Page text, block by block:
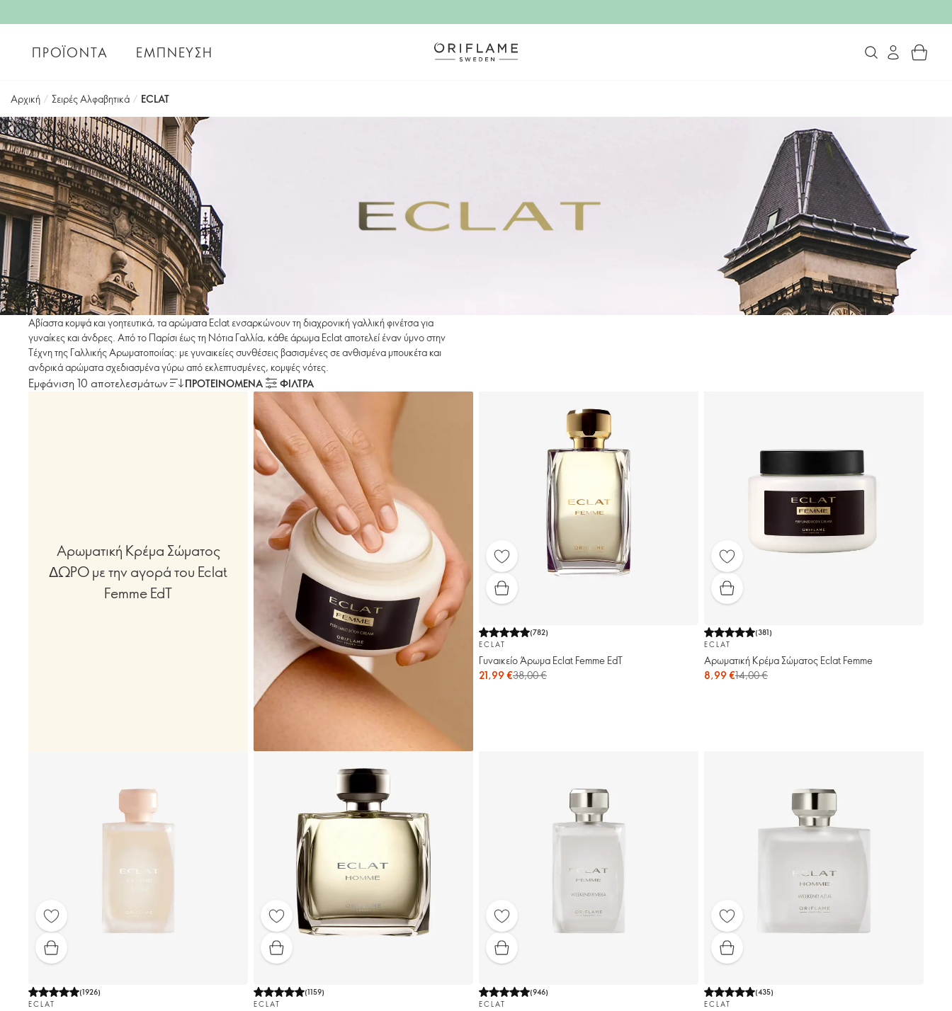
ΠΡΟΪΌΝΤΑ ΈΜΠΝΕΥΣΗ
Αρχική / Σειρές Αλφαβητικά / ECLAT
Αβίαστα κομψά και γοητευτικά, τα αρώματα Eclat ενσαρκώνουν τη διαχρονική γαλλική φινέτσα για
γυναίκες και άνδρες. Από το Παρίσι έως τη Νότια Γαλλία, κάθε άρωμα Eclat αποτελεί έναν ύμνο στην
Τέχνη της Γαλλικής Αρωματοποιίας: με γυναικείες συνθέσεις βασισμένες σε ανθισμένα μπουκέτα και
ανδρικά αρώματα σχεδιασμένα γύρω από εκλεπτυσμένες, κομψές νότες.
Εμφάνιση 10 αποτελεσμάτων ΠΡΟΤΕΙΝΌΜΕΝΑ ΦΙΛΤΡΑ
Αρωματική Κρέμα Σώματος
ΔΩΡΟ με την αγορά του Eclat
Femme EdT
(782)
ECLAT
Γυναικείο Άρωμα Eclat Femme EdT
21,99 €38,00 €
(381)
ECLAT
Αρωματική Κρέμα Σώματος Eclat Femme
8,99 €14,00 €
(1926)
ECLAT
(1159)
ECLAT
(946)
ECLAT
(435)
ECLAT